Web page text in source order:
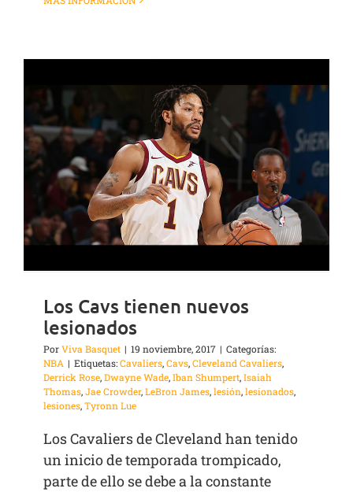
Los Cavs tienen nuevos
lesionados
PorViva Basquet | 19 noviembre, 2017 | Categorías:
NBA | Etiquetas:Cavaliers,Cavs,Cleveland Cavaliers,
Derrick Rose,Dwayne Wade,Iban Shumpert,Isaiah
Thomas,Jae Crowder,LeBron James,lesión,lesionados,
lesiones,Tyronn Lue
Los Cavaliers de Cleveland han tenido
un inicio de temporada trompicado,
parte de ello se debe a la constante